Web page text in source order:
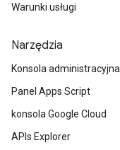
Warunki usługi
Narzędzia
Konsola administracyjna
Panel Apps Script
konsola Google Cloud
APIs Explorer